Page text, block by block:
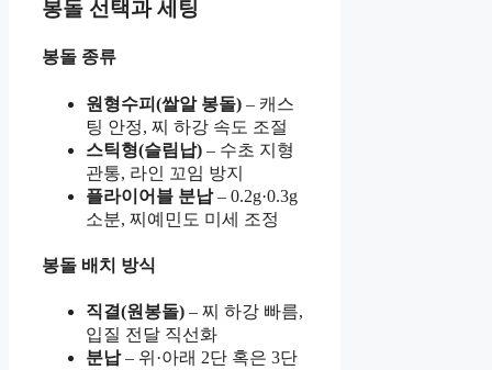
봉돌 선택과 세팅
봉돌 종류
원형수피(쌀알 봉돌) – 캐스
팅 안정, 찌 하강 속도 조절
스틱형(슬림납) – 수초 지형
관통, 라인 꼬임 방지
플라이어블 분납– 0.2g·0.3g
소분, 찌예민도 미세 조정
봉돌 배치 방식
직결(원봉돌) – 찌 하강 빠름,
입질 전달 직선화
분납– 위·아래 2단 혹은 3단